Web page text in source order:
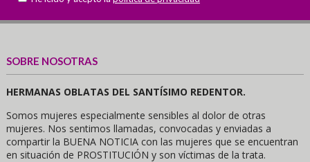
SOBRE NOSOTRAS
HERMANAS OBLATAS DEL SANTÍSIMO REDENTOR.
Somos mujeres especialmente sensibles al dolor de otras
mujeres. Nos sentimos llamadas, convocadas y enviadas a
compartir la BUENA NOTICIA con las mujeres que se encuentran
en situación de PROSTITUCIÓN y son víctimas de la trata.